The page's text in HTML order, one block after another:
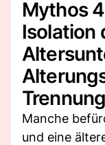
Mythos
Isolation
Manche
und eine